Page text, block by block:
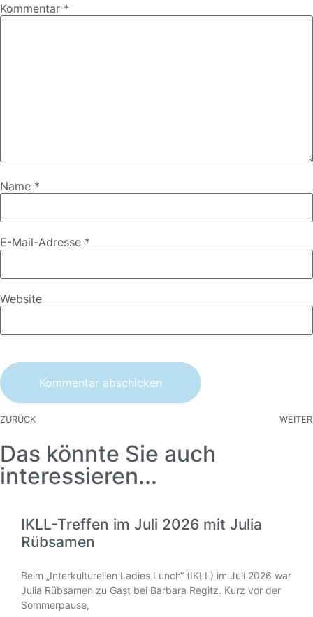
Kommentar *
Name *
E-Mail-Adresse *
Website
ZURÜCK WEITER
Das könnte Sie auch
interessieren...
IKLL-Treffen im Juli 2026 mit Julia
Rübsamen
Beim „Interkulturellen Ladies Lunch“ (IKLL) im Juli 2026 war
Julia Rübsamen zu Gast bei Barbara Regitz. Kurz vor der
Sommerpause,